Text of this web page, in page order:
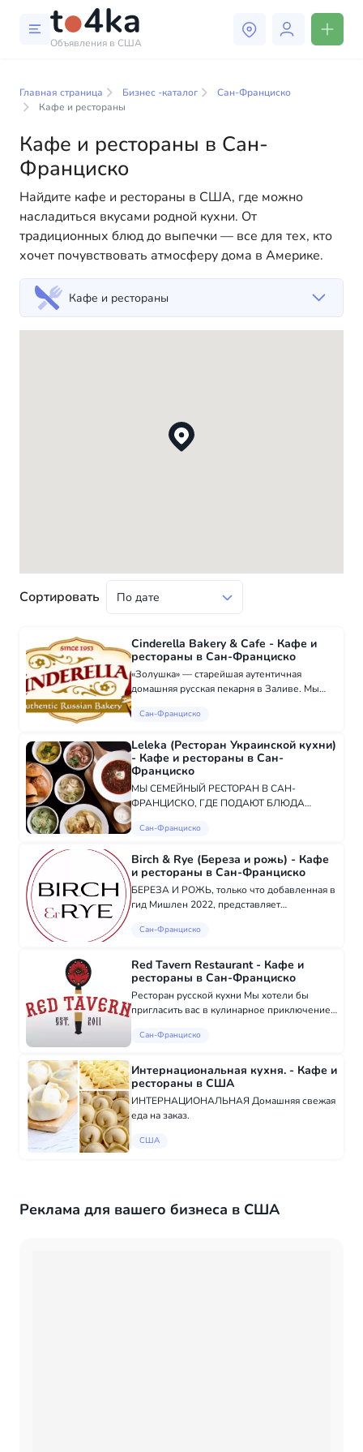
Объявления в США
Франциско
выбор компаний и специалистов, готовых помочь
людям адаптироваться к жизни в США. Мы
предлагаем разнообразные решения как для
физических, так и для юридических лиц, чтобы
сделать вашу жизнь в Америке более комфортной и
удобной. От профессиональных консультаций до
повседневной помощи — у нас есть всё
необходимое для успешного начала вашей новой
жизни в США
Главная страница Бизнес -каталог
Сан-Франциско
Кафе и рестораны
Кафе и рестораны в Сан-
Франциско
Найдите кафе и рестораны в США, где можно
насладиться вкусами родной кухни. От
традиционных блюд до выпечки — все для тех, кто
хочет почувствовать атмосферу дома в Америке.
Кафе и рестораны
Сортировать
Cinderella Bakery & Cafe - Кафе и
рестораны в Сан-Франциско
«Золушка» — старейшая аутентичная
домашняя русская пекарня в Заливе. Мы
рецепты, передаваемые из поколения в
пикантных мясных пиро...
Сан-Франциско
Leleka (Ресторан Украинской кухни)
- Кафе и рестораны в Сан-
Франциско
МЫ СЕМЕЙНЫЙ РЕСТОРАН В САН-
ФРАНЦИСКО, ГДЕ ПОДАЮТ БЛЮДА
ИНТЕРПРЕТАЦИИ. 🥟Лучшие пельмени
🇺🇦Украинская еда с нуля 🏠Возьмите/
пообедай...
Сан-Франциско
Birch & Rye (Береза ​​и рожь) - Кафе
и рестораны в Сан-Франциско
БЕРЕЗА И РОЖЬ, только что добавленная в
гид Мишлен 2022, представляет
кухни. Мы предлагаем два дегустационных
сервис. Наши де...
Сан-Франциско
Red Tavern Restaurant - Кафе и
рестораны в Сан-Франциско
Ресторан русской кухни Мы хотели бы
пригласить вас в кулинарное приключение,
кухня Старого Света встречается с
Tavern — это...
Сан-Франциско
Интернациональная кухня. - Кафе и
рестораны в США
ИНТЕРНАЦИОНАЛЬНАЯ Домашняя свежая
еда на заказ.
США
Реклама для вашего бизнеса в США